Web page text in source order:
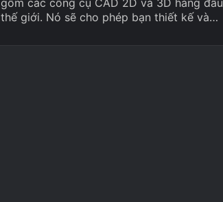
gồm các công cụ CAD 2D và 3D hàng đầu
thế giới. Nó sẽ cho phép bạn thiết kế và…